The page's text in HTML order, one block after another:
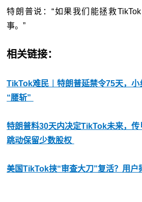
特朗普说：“如果我们能拯救
事。”
相关链接：
TikTok难民︱特朗普延禁令75天，
“腰斩”
特朗普料30天内决定TikTok未来，
跳动保留少数股权
美国TikTok挟“审查大刀”复活？用户